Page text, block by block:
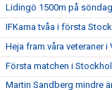
Lidingö 1500m på söndag
IFKarna tvåa i första
Heja fram våra veteraner i
Första matchen i
Martin Sandberg mindre